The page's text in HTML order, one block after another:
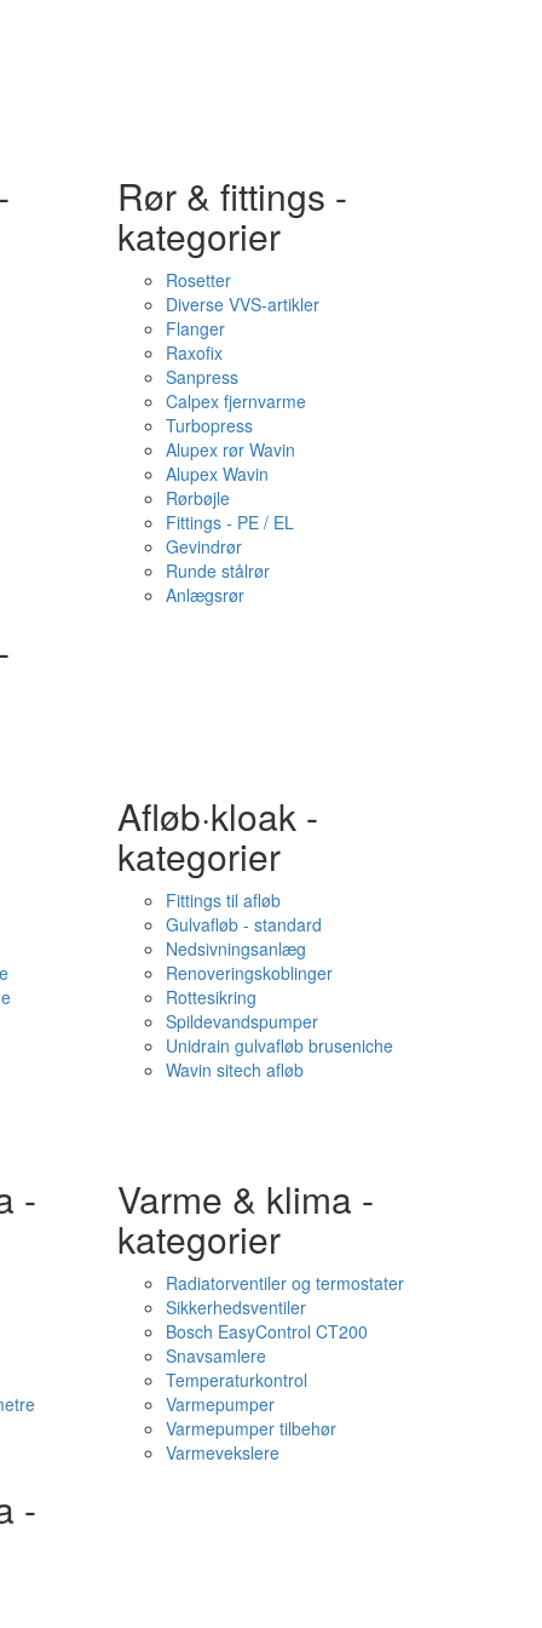
Rør & fittings -
kategorier
Rosetter
Diverse VVS-artikler
Flanger
Raxofix
Sanpress
Calpex fjernvarme
Turbopress
Alupex rør Wavin
Alupex Wavin
Rørbøjle
Fittings - PE / EL
Gevindrør
Runde stålrør
Anlægsrør
Afløb·kloak -
kategorier
Fittings til afløb
Gulvafløb - standard
Nedsivningsanlæg
Renoveringskoblinger
Rottesikring
Spildevandspumper
Unidrain gulvafløb bruseniche
Wavin sitech afløb
- Varme & klima -
kategorier
Radiatorventiler og termostater
Sikkerhedsventiler
Bosch EasyControl CT200
Snavsamlere
Temperaturkontrol
Varmepumper
Varmepumper tilbehør
Varmevekslere
-